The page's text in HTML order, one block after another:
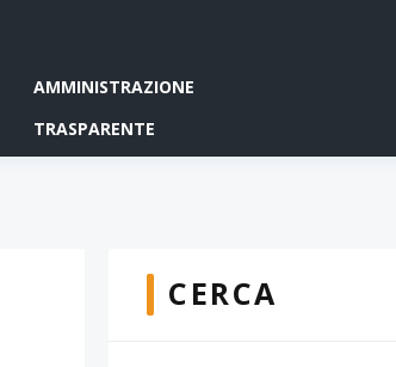
AMMINISTRAZIONE
TRASPARENTE
CERCA